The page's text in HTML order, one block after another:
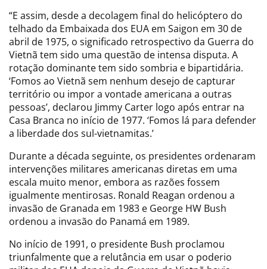
“E assim, desde a decolagem final do helicóptero do
telhado da Embaixada dos EUA em Saigon em 30 de
abril de 1975, o significado retrospectivo da Guerra do
Vietnã tem sido uma questão de intensa disputa. A
rotação dominante tem sido sombria e bipartidária.
‘Fomos ao Vietnã sem nenhum desejo de capturar
território ou impor a vontade americana a outras
pessoas’, declarou Jimmy Carter logo após entrar na
Casa Branca no início de 1977. ‘Fomos lá para defender
a liberdade dos sul-vietnamitas.’
Durante a década seguinte, os presidentes ordenaram
intervenções militares americanas diretas em uma
escala muito menor, embora as razões fossem
igualmente mentirosas. Ronald Reagan ordenou a
invasão de Granada em 1983 e George HW Bush
ordenou a invasão do Panamá em 1989.
No início de 1991, o presidente Bush proclamou
triunfalmente que a relutância em usar o poderio